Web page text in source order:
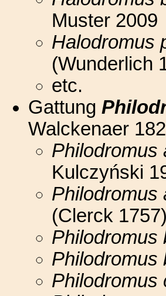
Muster 2009
Halodromus
(Wunderlich
etc.
Gattung
Walckenaer
Philodromus
Kulczyński
Philodromus
(Clerck 1757)
Philodromus
Philodromus
Philodromus